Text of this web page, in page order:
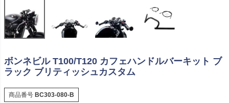
ボンネビル T100/T120 カフェハンドルバーキット ブ
ラック ブリティッシュカスタム
商品番号 BC303-080-B